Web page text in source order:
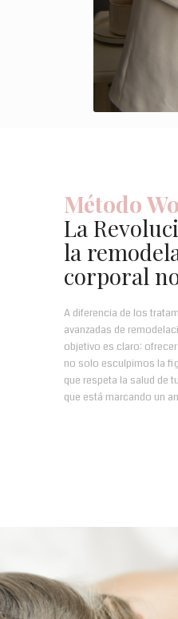
Método
La
la
corporal
A diferencia de los
avanzadas de
objetivo es claro:
no solo esculpimos la
que respeta la salud de
que está marcando un